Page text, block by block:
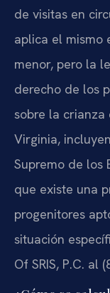
de visitas en
aplica el mismo
menor, pero la
derecho de los
sobre la crianza
Virginia,
Supremo de los
que existe una
progenitores
situación
Of SRIS, P.C. al